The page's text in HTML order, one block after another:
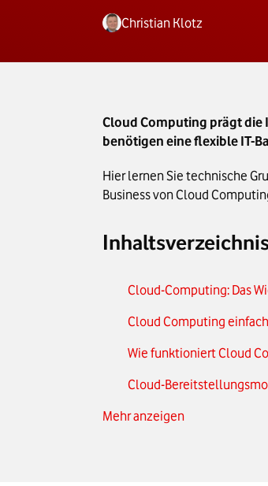
Christian Klotz
Cloud Computing prägt die
benötigen eine flexible IT-
Hier lernen Sie technische
Business von Cloud
Cloud-Computing: Das
Cloud Computing
Wie funktioniert Cloud
Cloud-
Cloud-Service-Modelle:
Mehr anzeigen